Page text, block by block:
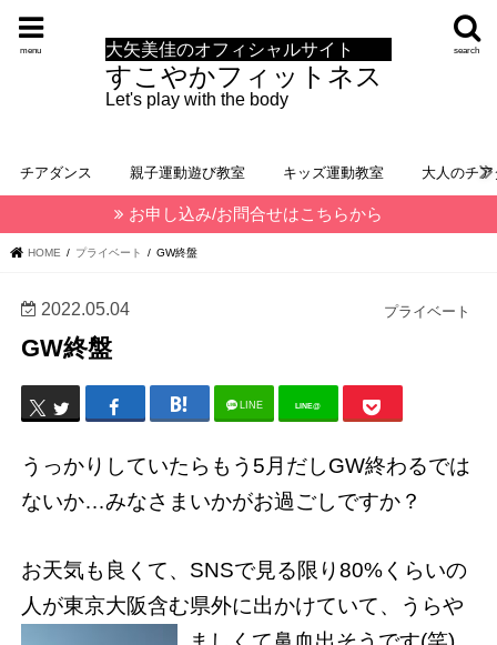
大矢美佳のオフィシャルサイト
すこやかフィットネス
Let's play with the body
search
menu
チアダンス 親子運動遊び教室 キッズ運動教室 大人のチ
お申し込み/お問合せはこちらから
HOME プライベート GW終盤
プライベート
2022.05.04
GW終盤
LINE LINE@
うっかりしていたらもう5月だしGW終わるでは
ないか…みなさまいかがお過ごしですか？
お天気も良くて、SNSで見る限り80%くらいの
人が東京大阪含む県外に出かけていて、うらや